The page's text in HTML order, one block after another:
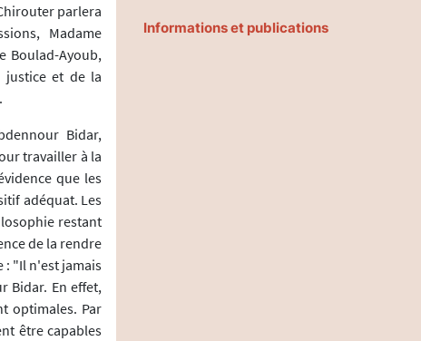
parlera
Madame
Boulad-Ayoub,
justice et de la
Bidar,
travailler à la
que les
adéquat. Les
restant
de la rendre
: "Il n'est jamais
Bidar. En effet,
optimales. Par
être capables
Informations et publications